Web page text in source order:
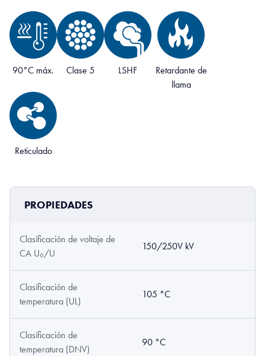
90°C máx. Clase 5 LSHF
Retardante de
llama
Reticulado
PROPIEDADES
Clasificación de voltaje de
CA U₀/U
150/250V kV
Clasificación de
temperatura (UL)
105 °C
Clasificación de
temperatura (DNV)
90 °C